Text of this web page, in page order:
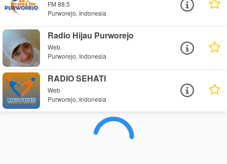
FM 88.5
Purworejo, Indonesia
Radio Hijau Purworejo
Web
Purworejo, Indonesia
RADIO SEHATI
Web
Purworejo, Indonesia